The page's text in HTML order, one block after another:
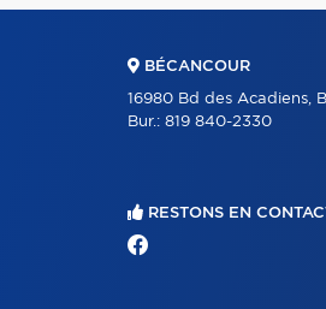
RESTONS EN
BÉCANCOUR
16980 Bd des Acadiens,
Bur.: 819 840-2330